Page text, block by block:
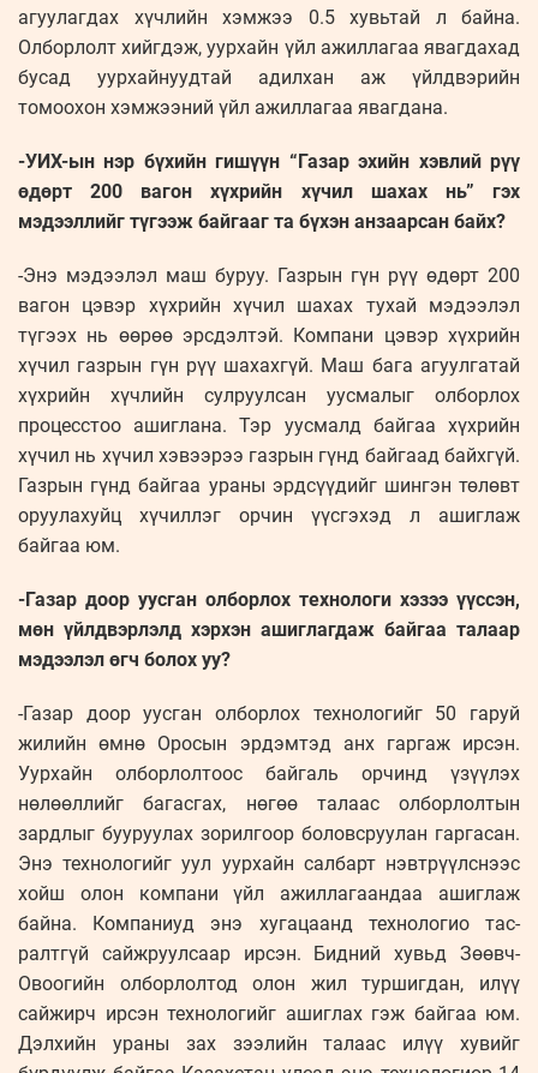
агуулагдах хүчлийн хэмжээ 0.5 хувьтай л байна.
Олборлолт хийгдэж, уурхайн үйл ажиллагаа явагдахад
бусад уурхайнуудтай адилхан аж үйлдвэрийн
томоохон хэмжээний үйл ажиллагаа явагдана.
-УИХ-ын нэр бүхийн гишүүн “Газар эхийн хэвлий рүү
өдөрт 200 вагон хүхрийн хүчил шахах нь” гэх
мэдээллийг түгээж байгааг та бүхэн анзаарсан байх?
-Энэ мэдээлэл маш буруу. Газрын гүн рүү өдөрт 200
вагон цэвэр хүхрийн хүчил шахах тухай мэдээлэл
түгээх нь өөрөө эрсдэлтэй. Компани цэвэр хүхрийн
хүчил газрын гүн рүү шахахгүй. Маш бага агуулгатай
хүхрийн хүчлийн сулруулсан уусмалыг олбор­лох
процесстоо ашиглана. Тэр уус­малд байгаа хүхрийн
хүчил нь хүчил хэвээрээ газрын гүнд байгаад байхгүй.
Газрын гүнд байгаа ураны эрд­сүүдийг шингэн төлөвт
оруулахуйц хү­чил­лэг орчин үүсгэхэд л ашиглаж
байгаа юм.
-Газар доор уусган олборлох технологи хэзээ үүссэн,
мөн үйлдвэрлэлд хэрхэн ашиглагдаж байгаа талаар
мэдээлэл өгч болох уу?
-Газар доор уусган олборлох технологийг 50 гаруй
жилийн өмнө Оросын эрдэмтэд анх гаргаж ирсэн.
Уурхайн олборлолтоос байгаль орчинд үзүүлэх
нөлөөллийг багасгах, нөгөө талаас олборлолтын
зардлыг бууруулах зорилгоор боловсруулан гаргасан.
Энэ технологийг уул уурхайн салбарт нэвтрүүлснээс
хойш олон компани үйл ажиллагаандаа ашиглаж
байна. Компаниуд энэ хугацаанд технологио тас­
ралтгүй сайжруулсаар ирсэн. Бидний хувьд Зөөвч-
Овоогийн олборлолтод олон жил туршигдан, илүү
сайжирч ирсэн технологийг ашиглах гэж байгаа юм.
Дэлхийн ураны зах зээлийн талаас илүү хувийг